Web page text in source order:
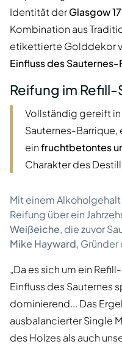
Identität derGlasgow
Kombination aus
etikettierte Golddekor
Einfluss des Sauternes-
Reifung im
Vollständig gereift
Sauternes-
einfruchtbetontes
Charakter des
Mit einem Alkoholgehalt
Reifung über ein
Weißeiche, die zuvor
Mike Hayward,
„Da es sich um ein
Einfluss des Sauternes
dominierend... Das
ausbalancierter Single
des Holzes als auch